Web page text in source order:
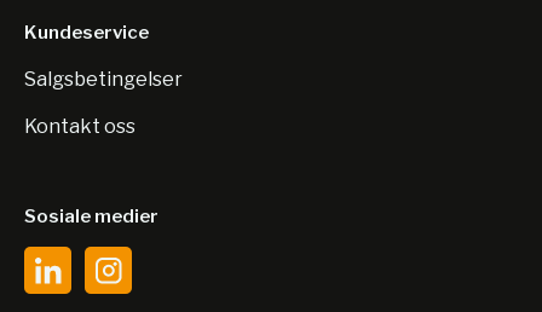
Kundeservice
Salgsbetingelser
Kontakt oss
Sosiale medier